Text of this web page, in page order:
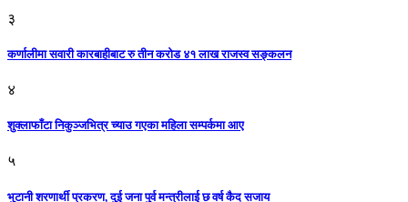
३
कर्णालीमा सवारी कारबाहीबाट रु तीन करोड ४१ लाख राजस्व सङ्कलन
४
शुक्लाफाँटा निकुञ्जभित्र च्याउ गएका महिला सम्पर्कमा आए
५
भुटानी शरणार्थी प्रकरण, दुई जना पुर्व मन्त्रीलाई छ वर्ष कैद सजाय